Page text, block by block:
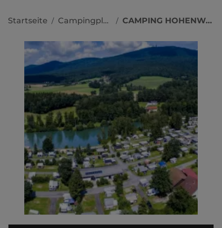
Startseite / Campingplätze / CAMPING HOHENWARTH